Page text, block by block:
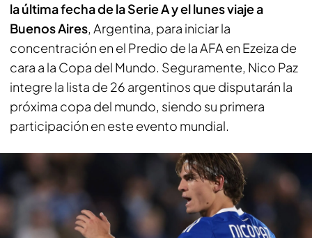
la última fecha de la Serie A y el lunes viaje a
Buenos Aires, Argentina, para iniciar la
concentración en el Predio de la AFA en Ezeiza de
cara a la Copa del Mundo. Seguramente, Nico Paz
integre la lista de 26 argentinos que disputarán la
próxima copa del mundo, siendo su primera
participación en este evento mundial.